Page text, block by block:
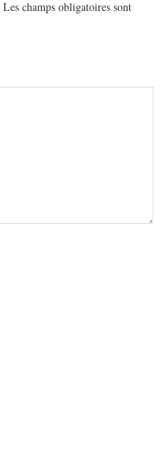
Les champs obligatoires sont